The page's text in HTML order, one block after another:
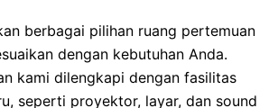
berbagai pilihan ruang pertemuan
dengan kebutuhan Anda.
kami dilengkapi dengan fasilitas
seperti proyektor, layar, dan sound